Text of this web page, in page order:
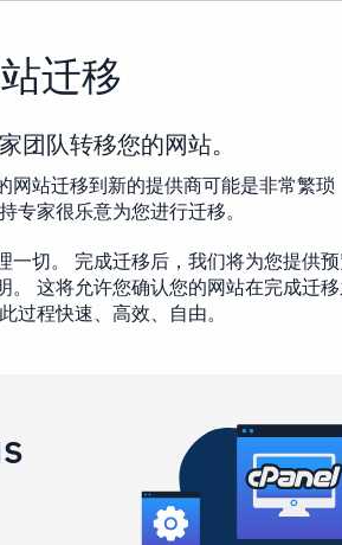
迁移
团队转移您的网站。
网站迁移到新的提供商可能是非常繁琐
专家很乐意为您进行迁移。
一切。 完成迁移后，我们将为您提供
。 这将允许您确认您的网站在完成迁移
过程快速、高效、自由。